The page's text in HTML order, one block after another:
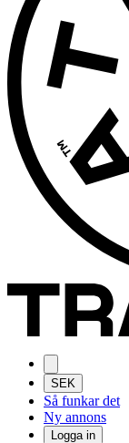
SEK
Så funkar det
Ny annons
Logga in